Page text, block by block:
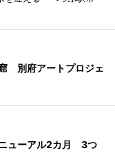
別府アートプロジェ
ューアル2カ月 3つ